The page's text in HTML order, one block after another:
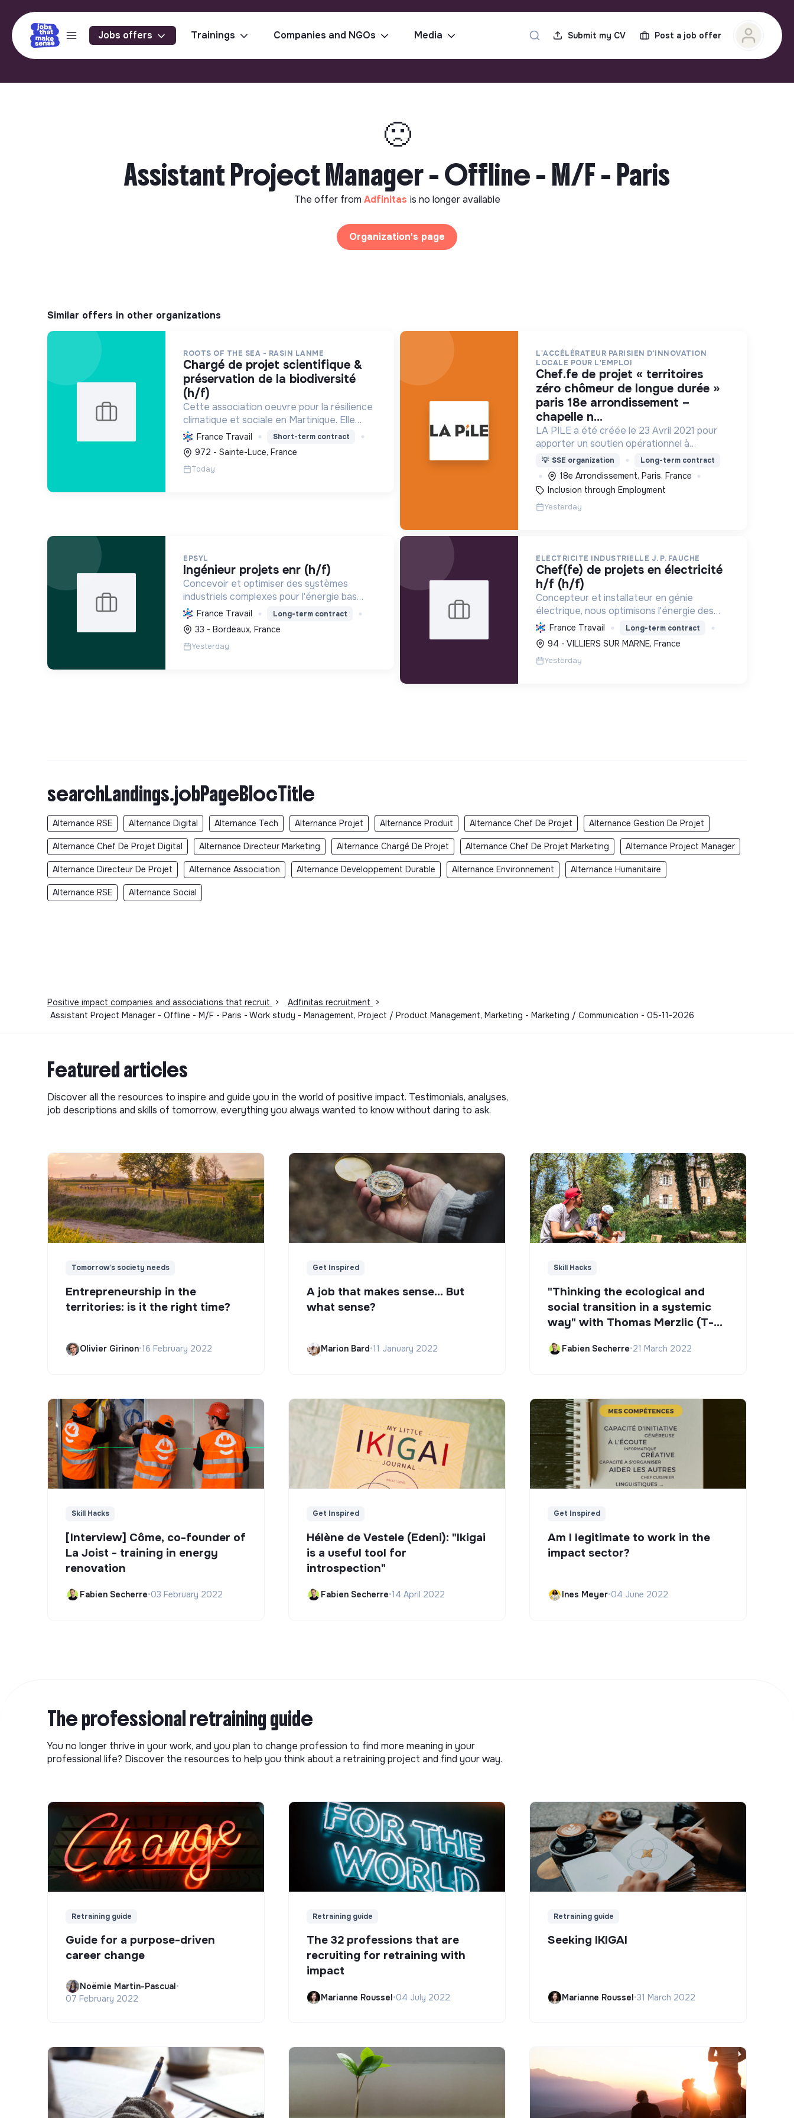
Jobs offers Trainings Companies and NGOs Media Submit my CV Post a job offer
🙁
Assistant Project Manager - Offline - M/F - Paris
The offer from Adfinitas is no longer available
Organization's page
Similar offers in other organizations
ROOTS OF THE SEA - RASIN LANME
chargé de projet scientifique &
préservation de la biodiversité
(h/f)
Cette association oeuvre pour la résilience
climatique et sociale en Martinique. Elle
protège et restaure les écosystèmes
marins et côtiers, sensibilise le public et
mobilise les citoyens pour un aven...
France Travail Short-term contract
972 - Sainte-Luce, France
Today
L'ACCÉLÉRATEUR PARISIEN D'INNOVATION
LOCALE POUR L'EMPLOI
chef.fe de projet « territoires
zéro chômeur de longue durée »
paris 18e arrondissement –
chapelle n...
LA PILE a été créée le 23 Avril 2021 pour
apporter un soutien opérationnel à
l'essaimage de l’expérimentation
"Territoires Zéro Chômeur de Longue
Durée" à Paris
💡 SSE organization Long-term contract
18e Arrondissement, Paris, France
Inclusion through Employment
Yesterday
EPSYL
ingénieur projets enr (h/f)
Concevoir et optimiser des systèmes
industriels complexes pour l'énergie bas
carbone et la mobilité durable, en
s'appuyant sur l'innovation et une
démarche RSE.
France Travail Long-term contract
33 - Bordeaux, France
Yesterday
ELECTRICITE INDUSTRIELLE J. P. FAUCHE
chef(fe) de projets en électricité
h/f (h/f)
Concepteur et installateur en génie
électrique, nous optimisons l'énergie des
entreprises et collectivités. Engagés dans
la transition écologique avec le Label RGE,
nous offrons des solutions innovant...
France Travail Long-term contract
94 - VILLIERS SUR MARNE, France
Yesterday
searchLandings.jobPageBlocTitle
Alternance RSE Alternance Digital Alternance Tech Alternance Projet Alternance Produit Alternance Chef De Projet Alternance Gestion De Projet
Alternance Chef De Projet Digital Alternance Directeur Marketing Alternance Chargé De Projet Alternance Chef De Projet Marketing Alternance Project Manager
Alternance Directeur De Projet Alternance Association Alternance Developpement Durable Alternance Environnement Alternance Humanitaire
Alternance RSE Alternance Social
Positive impact companies and associations that recruit > Adfinitas recruitment
>
Assistant Project Manager - Offline - M/F - Paris - Work study - Management, Project / Product Management, Marketing - Marketing / Communication - 05-11-2026
Featured articles
Discover all the resources to inspire and guide you in the world of positive impact. Testimonials, analyses,
job descriptions and skills of tomorrow, everything you always wanted to know without daring to ask.
Tomorrow's society needs
Entrepreneurship in the
territories: is it the right time?
Olivier Girinon•16 February 2022
Get Inspired
A job that makes sense... But
what sense?
Marion Bard•11 January 2022
Skill Hacks
"Thinking the ecological and
social transition in a systemic
way" with Thomas Merzlic (T-
Fabien Secherre•21 March 2022
Skill Hacks
[Interview] Côme, co-founder of
La Joist - training in energy
renovation
Fabien Secherre•03 February 2022
Get Inspired
Hélène de Vestele (Edeni): "Ikigai
is a useful tool for
introspection"
Fabien Secherre•14 April 2022
Get Inspired
Am I legitimate to work in the
impact sector?
Ines Meyer•04 June 2022
The professional retraining guide
You no longer thrive in your work, and you plan to change profession to find more meaning in your
professional life? Discover the resources to help you think about a retraining project and find your way.
Retraining guide
Guide for a purpose-driven
career change
Noëmie Martin-Pascual•
07 February 2022
Retraining guide
The 32 professions that are
recruiting for retraining with
impact
Marianne Roussel•04 July 2022
Retraining guide
Seeking IKIGAI
Marianne Roussel•31 March 2022